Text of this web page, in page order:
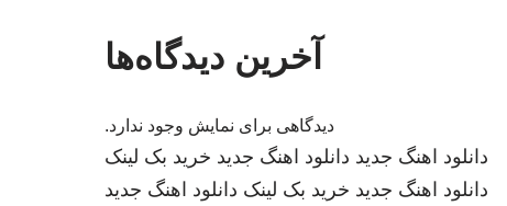
آخرین دیدگاه‌ها
دیدگاهی برای نمایش وجود ندارد.
دانلود اهنگ جدید دانلود اهنگ جدید خرید بک لینک
دانلود اهنگ جدید خرید بک لینک دانلود اهنگ جدید